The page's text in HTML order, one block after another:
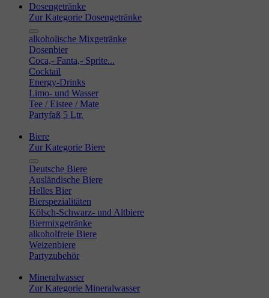
Dosengetränke
Zur Kategorie Dosengetränke
alkoholische Mixgetränke
Dosenbier
Coca,- Fanta,- Sprite...
Cocktail
Energy-Drinks
Limo- und Wasser
Tee / Eistee / Mate
Partyfaß 5 Ltr.
Biere
Zur Kategorie Biere
Deutsche Biere
Ausländische Biere
Helles Bier
Bierspezialitäten
Kölsch-Schwarz- und Altbiere
Biermixgetränke
alkoholfreie Biere
Weizenbiere
Partyzubehör
Mineralwasser
Zur Kategorie Mineralwasser